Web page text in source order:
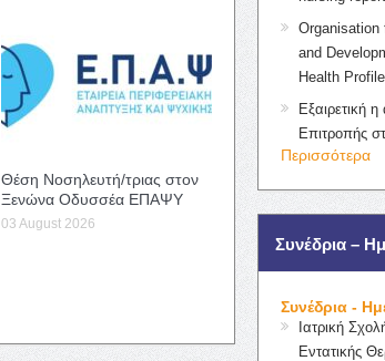
Θέση Νοσηλευτή/τριας στον
Ξενώνα Οδυσσέα ΕΠΑΨΥ
03 August 2026
Organisation
and
Health
Εξαιρετική
Επιτροπής
Περισσότερα
Συνέδρια –
Συνέδρια -
Ιατρική
Εντατικής